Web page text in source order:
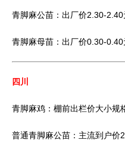
青脚麻公苗：出厂价2.30-2.40
青脚麻母苗：出厂价0.30-0.40
四川
青脚麻鸡：棚前出栏价大小规
普通青脚麻公苗：主流到户价